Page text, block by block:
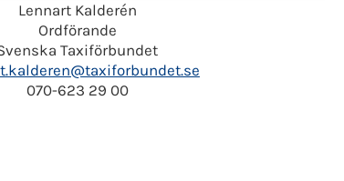
Lennart Kalderén
Ordförande
Taxiförbundet
070-623 29 00